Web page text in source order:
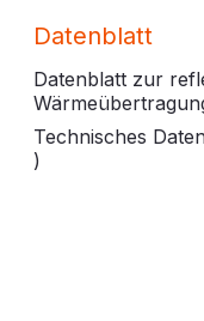
Datenblatt
Datenblatt zur
Technisches
)